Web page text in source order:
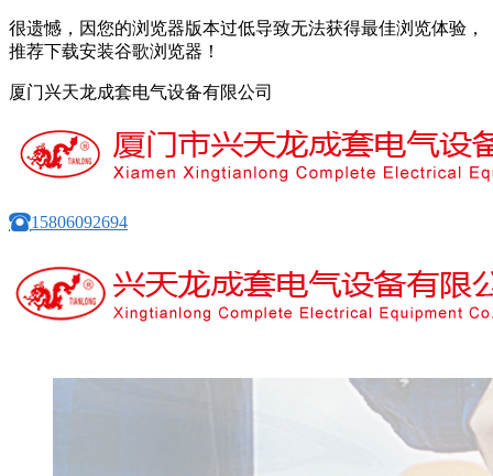
很遗憾，因您的浏览器版本过低导致无法获得最佳浏览体验，
推荐下载安装谷歌浏览器！
厦门兴天龙成套电气设备有限公司
15806092694